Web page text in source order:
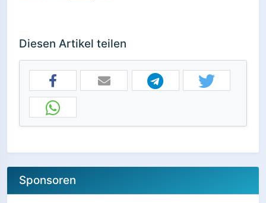
Diesen Artikel teilen
Sponsoren